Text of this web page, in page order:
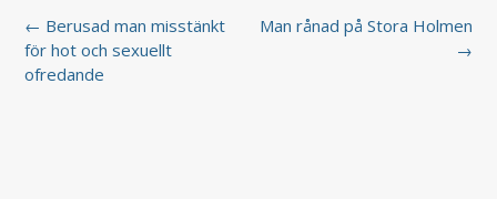
← Berusad man misstänkt
för hot och sexuellt
ofredande
Man rånad på Stora Holmen
→